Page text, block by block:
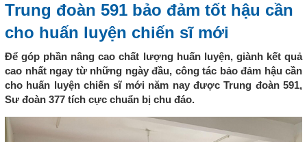
Trung đoàn 591 bảo đảm tốt hậu cần
cho huấn luyện chiến sĩ mới
Để góp phần nâng cao chất lượng huấn luyện, giành kết quả
cao nhất ngay từ những ngày đầu, công tác bảo đảm hậu cần
cho huấn luyện chiến sĩ mới năm nay được Trung đoàn 591,
Sư đoàn 377 tích cực chuẩn bị chu đáo.